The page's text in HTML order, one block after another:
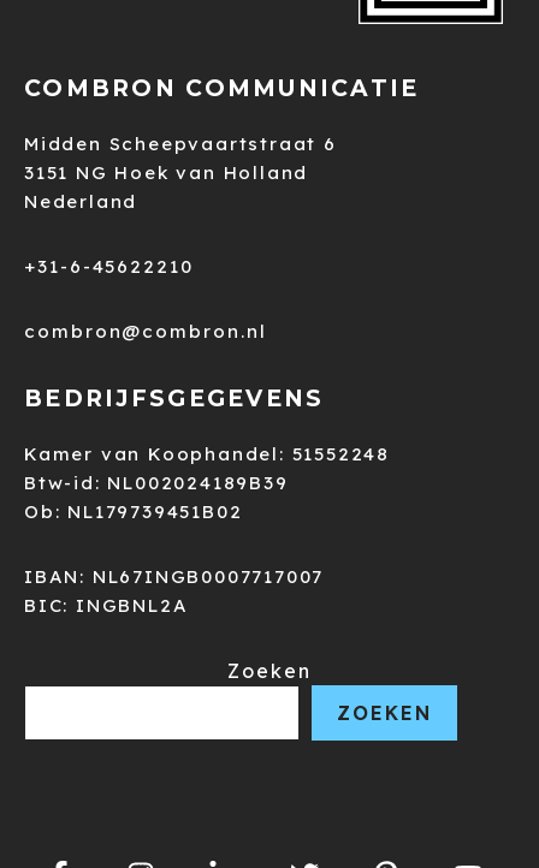
COMBRON COMMUNICATIE
Midden Scheepvaartstraat 6
3151 NG Hoek van Holland
Nederland
+31-6-45622210
combron@combron.nl
BEDRIJFSGEGEVENS
Kamer van Koophandel: 51552248
Btw-id: NL002024189B39
Ob: NL179739451B02
IBAN: NL67INGB0007717007
BIC: INGBNL2A
Zoeken
ZOEKEN